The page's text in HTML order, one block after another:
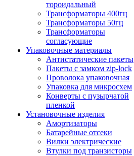
тороидальный
Трансформаторы 400гц
Трансформаторы 50гц
Трансформаторы
согласующие
Упаковочные материалы
Антистатические пакеты
Пакеты с замком zip-lock
Проволока упаковочная
Упаковка для микросхем
Конверты с пузырчатой
пленкой
Установочные изделия
Амортизаторы
Батарейные отсеки
Вилки электрические
Втулки под транзисторы